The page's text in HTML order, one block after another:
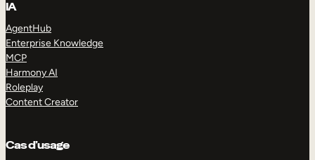
IA
AgentHub
Enterprise Knowledge
MCP
Harmony AI
Roleplay
Content Creator
Cas d’usage